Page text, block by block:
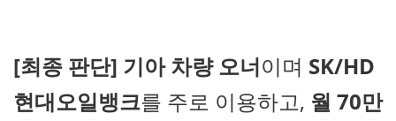
[최종 판단] 기아 차량 오너이며 SK/HD
현대오일뱅크를 주로 이용하고, 월 70만